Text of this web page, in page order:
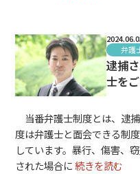
弁護
逮捕
士を
当番弁護士制度とは、逮
度は弁護士と面会できる制
しています。暴行、傷害、
された場合に 続きを読む